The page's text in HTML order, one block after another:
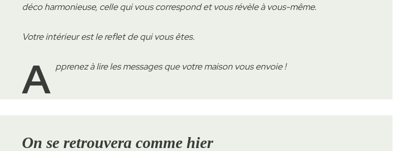
déco harmonieuse, celle qui vous correspond et vous révèle à vous-même.
Votre intérieur est le reflet de qui vous êtes.
A pprenez à lire les messages que votre maison vous envoie !
On se retrouvera comme hier